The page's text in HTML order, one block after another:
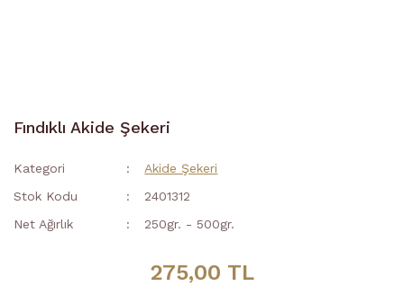
Fındıklı Akide Şekeri
Kategori
Akide Şekeri
Stok Kodu
2401312
Net Ağırlık
250gr. - 500gr.
275,00 TL